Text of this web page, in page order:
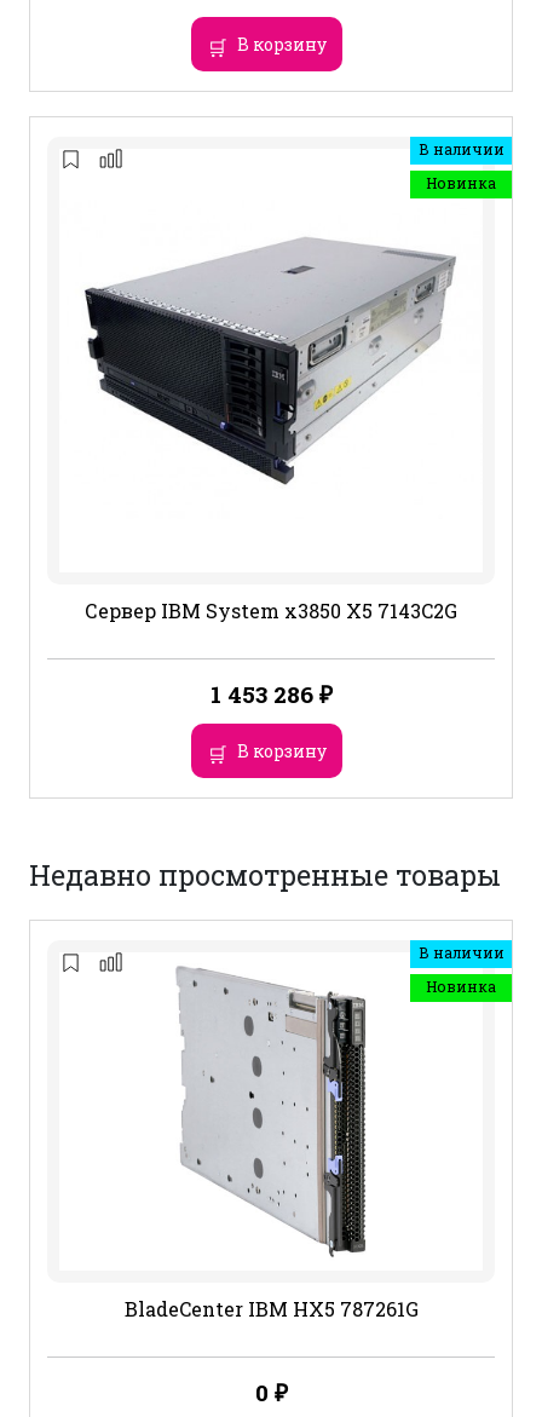
В корзину
В наличии
Новинка
Сервер IBM System x3850 X5 7143C2G
1 453 286 ₽
В корзину
Недавно просмотренные товары
В наличии
Новинка
BladeCenter IBM HX5 787261G
0 ₽